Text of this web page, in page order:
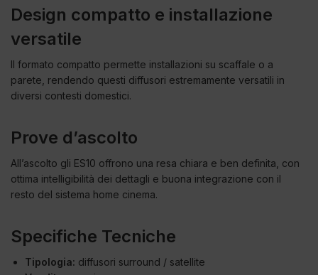
Design compatto e installazione
versatile
Il formato compatto permette installazioni su scaffale o a
parete, rendendo questi diffusori estremamente versatili in
diversi contesti domestici.
Prove d’ascolto
All’ascolto gli ES10 offrono una resa chiara e ben definita, con
ottima intelligibilità dei dettagli e buona integrazione con il
resto del sistema home cinema.
Specifiche Tecniche
Tipologia: diffusori surround / satellite